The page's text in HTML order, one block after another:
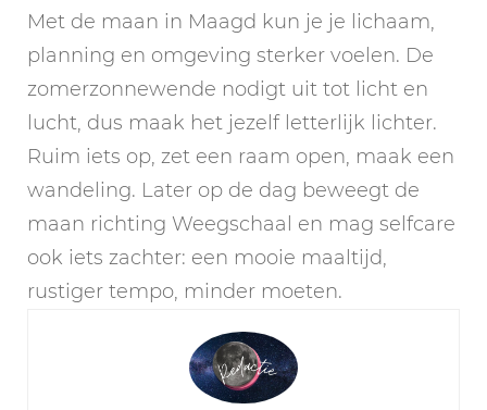
Met de maan in Maagd kun je je lichaam,
planning en omgeving sterker voelen. De
zomerzonnewende nodigt uit tot licht en
lucht, dus maak het jezelf letterlijk lichter.
Ruim iets op, zet een raam open, maak een
wandeling. Later op de dag beweegt de
maan richting Weegschaal en mag selfcare
ook iets zachter: een mooie maaltijd,
rustiger tempo, minder moeten.